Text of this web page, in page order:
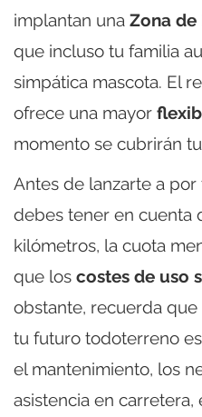
implantan una Zona de
que incluso tu familia
simpática mascota. El
ofrece una mayor
momento se cubrirán
Antes de lanzarte a
debes tener en cuenta
kilómetros, la cuota
que los costes de uso
obstante, recuerda
tu futuro todoterreno
el mantenimiento, los
asistencia en